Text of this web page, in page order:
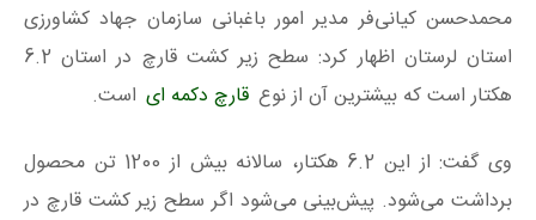
محمدحسن کیانی‌فر مدیر امور باغبانی سازمان جهاد کشاورزی
استان لرستان اظهار کرد: سطح زیر کشت قارچ در استان 6.2
هکتار است که بیشترین آن از نوع قارچ دکمه ای است.
وی گفت: از این 6.2 هکتار، سالانه بیش از 1200 تن محصول
برداشت می‌شود. پیش‌بینی می‌شود اگر سطح زیر کشت قارچ در